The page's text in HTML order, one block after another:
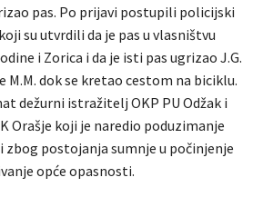
pas. Po prijavi postupili policijski
su utvrdili da je pas u vlasništvu
i Zorica i da je isti pas ugrizao J.G.
M.M. dok se kretao cestom na biciklu.
dežurni istražitelj OKP PU Odžak i
Orašje koji je naredio poduzimanje
postojanja sumnje u počinjenje
opće opasnosti.